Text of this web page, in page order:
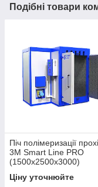
Подібні товари
Піч полімеризації
3М Smart Line PRO
(1500х2500х3000)
Ціну уточнюйте